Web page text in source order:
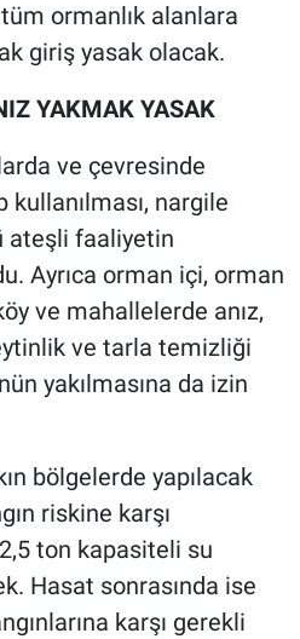
ormanlık alanlara
giriş yasak olacak.
YAKMAK YASAK
ve çevresinde
kullanılması, nargile
ateşli faaliyetin
Ayrıca orman içi, orman
ve mahallelerde anız,
ve tarla temizliği
yakılmasına da izin
bölgelerde yapılacak
riskine karşı
ton kapasiteli su
Hasat sonrasında ise
karşı gerekli